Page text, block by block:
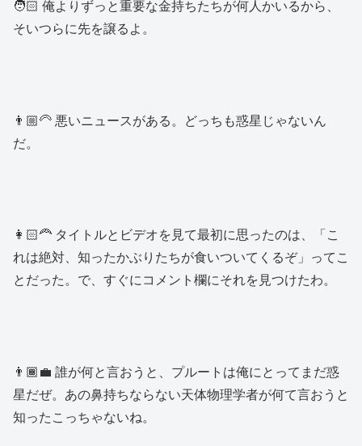
🧑🏻 俺よりずっと重要な金持ちたちが何人かいるから、
そいつらに先を譲るよ。
👨🏼‍🦳 悪いニュースがある。どっちも惑星じゃないん
だ。
👩🏻‍🦰 タイトルとビデオを見て最初に思ったのは、「こ
れは絶対、知ったかぶりたちが食いついてくるぞ」ってこ
とだった。で、すぐにコメント欄にそれを見つけたわ。
👨🏾‍💼 誰が何と言おうと、プルートは俺にとってまだ惑
星だぜ。あの鼻持ちならない天体物理学者が何て言おうと
知ったこっちゃないね。